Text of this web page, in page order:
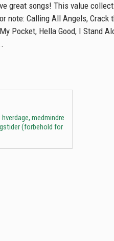
great songs! This value
note: Calling All Angels, Crack
Pocket, Hella Good, I Stand
hverdage, medmindre
(forbehold for